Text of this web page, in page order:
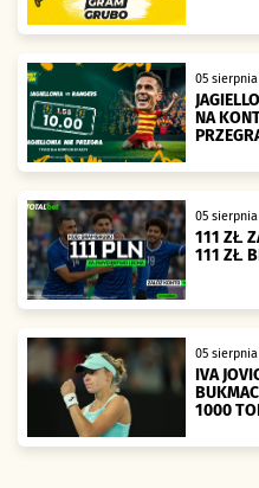
05 sierpnia
NA
05 sierpnia
111 ZŁ
111 ZŁ
05 sierpnia
IVA
1000